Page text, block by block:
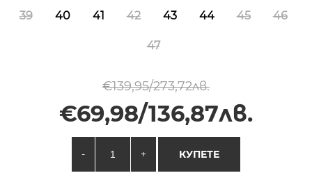
39 40 41 42 43 44 45 46
47
€139,95/273,72лв.
€69,98/136,87лв.
- + КУПЕТЕ